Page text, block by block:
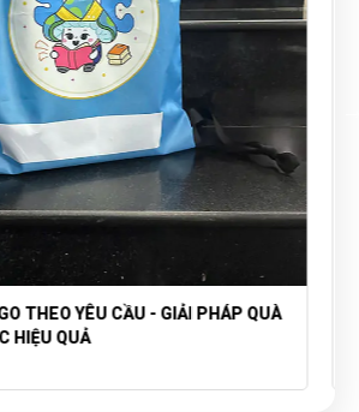
NHIỆT - TÚI CANVAS IN LOGO